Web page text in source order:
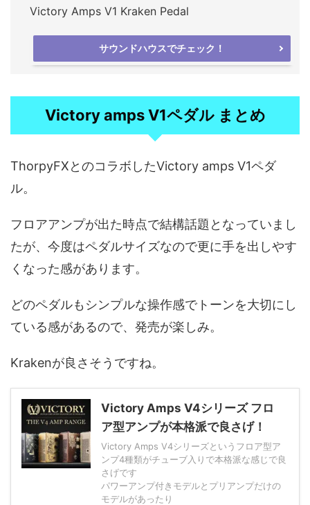
Victory Amps V1 Kraken Pedal
サウンドハウスでチェック！
Victory amps V1ペダル まとめ
ThorpyFXとのコラボしたVictory amps V1ペダ
ル。
フロアアンプが出た時点で結構話題となっていまし
たが、今度はペダルサイズなので更に手を出しやす
くなった感があります。
どのペダルもシンプルな操作感でトーンを大切にし
ている感があるので、発売が楽しみ。
Krakenが良さそうですね。
Victory Amps V4シリーズ フロ
ア型アンプが本格派で良さげ！
Victory Amps V4シリーズというフロア型ア
ンプ4種類がチューブ入りで本格派な感じで良
さげです
パワーアンプ付きモデルとプリアンプだけの
モデルがあったり